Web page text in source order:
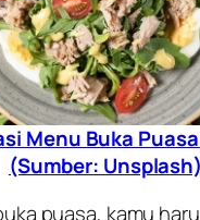
Menu Buka
(Sumber: Unsplash)
puasa, kamu